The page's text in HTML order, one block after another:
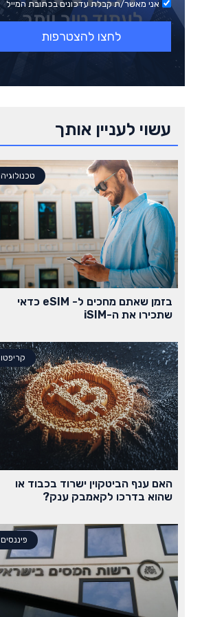
נדל״ן
אני מאשר/ת קבלת עדכונים בכתובת המייל
לחצו להצטרפות
עשוי לעניין אותך
טכנולוגיה
בזמן שאתם מחכים ל- eSIM כדאי
שתכירו את ה-iSIM
קריפטו
האם ענף הביטקוין ישרוד בכבוד או
שהוא בדרכו לקאמבק ענק?
פיננסים